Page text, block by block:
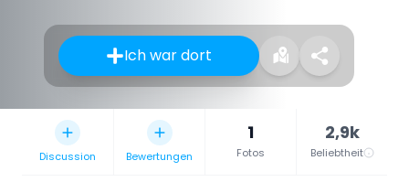
Ich war dort
Discussion Bewertungen
1
Fotos
2,9k
Beliebtheit